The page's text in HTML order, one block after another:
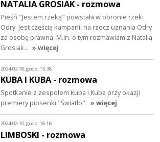
NATALIA GROSIAK - rozmowa
Pieśń "Jestem rzeką" powstała w obronie rzeki
Odry. Jest częścią kampanii na rzecz uznania Odry
za osobę prawną. M.in. o tym rozmawiam z Natalią
Grosiak… » więcej
2024-02-18, godz. 15:38
KUBA I KUBA - rozmowa
Spotkanie z zespołem Kuba i Kuba przy okazji
premiery piosenki "Światło". » więcej
2024-02-10, godz. 16:16
LIMBOSKI - rozmowa